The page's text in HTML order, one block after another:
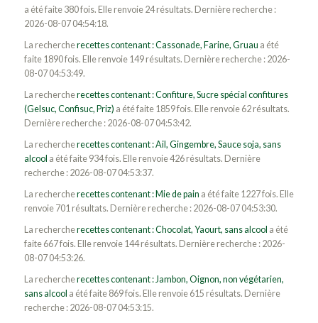
a été faite 380 fois. Elle renvoie 24 résultats. Dernière recherche :
2026-08-07 04:54:18.
La rechercherecettes contenant : Cassonade, Farine, Gruau a été
faite 1890 fois. Elle renvoie 149 résultats. Dernière recherche : 2026-
08-07 04:53:49.
La rechercherecettes contenant : Confiture, Sucre spécial confitures
(Gelsuc, Confisuc, Priz) a été faite 1859 fois. Elle renvoie 62 résultats.
Dernière recherche : 2026-08-07 04:53:42.
La rechercherecettes contenant : Ail, Gingembre, Sauce soja, sans
alcool a été faite 934 fois. Elle renvoie 426 résultats. Dernière
recherche : 2026-08-07 04:53:37.
La rechercherecettes contenant : Mie de pain a été faite 1227 fois. Elle
renvoie 701 résultats. Dernière recherche : 2026-08-07 04:53:30.
La rechercherecettes contenant : Chocolat, Yaourt, sans alcool a été
faite 667 fois. Elle renvoie 144 résultats. Dernière recherche : 2026-
08-07 04:53:26.
La rechercherecettes contenant : Jambon, Oignon, non végétarien,
sans alcool a été faite 869 fois. Elle renvoie 615 résultats. Dernière
recherche : 2026-08-07 04:53:15.